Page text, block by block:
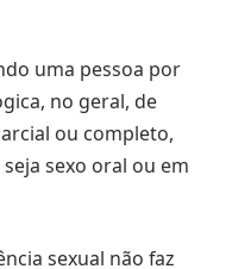
uma pessoa por
no geral, de
ou completo,
sexo oral ou em
sexual não faz